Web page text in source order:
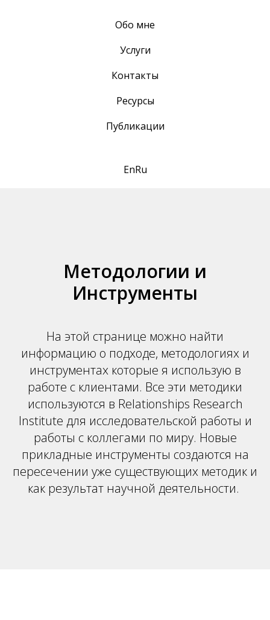
Обо мне
Услуги
Контакты
Ресурсы
Публикации
EnRu
Методологии и
Инструменты
На этой странице можно найти
информацию о подходе, методологиях и
инструментах которые я использую в
работе с клиентами. Все эти методики
используются в Relationships Research
Institute для исследовательской работы и
работы с коллегами по миру. Новые
прикладные инструменты создаются на
пересечении уже существующих методик и
как результат научной деятельности.